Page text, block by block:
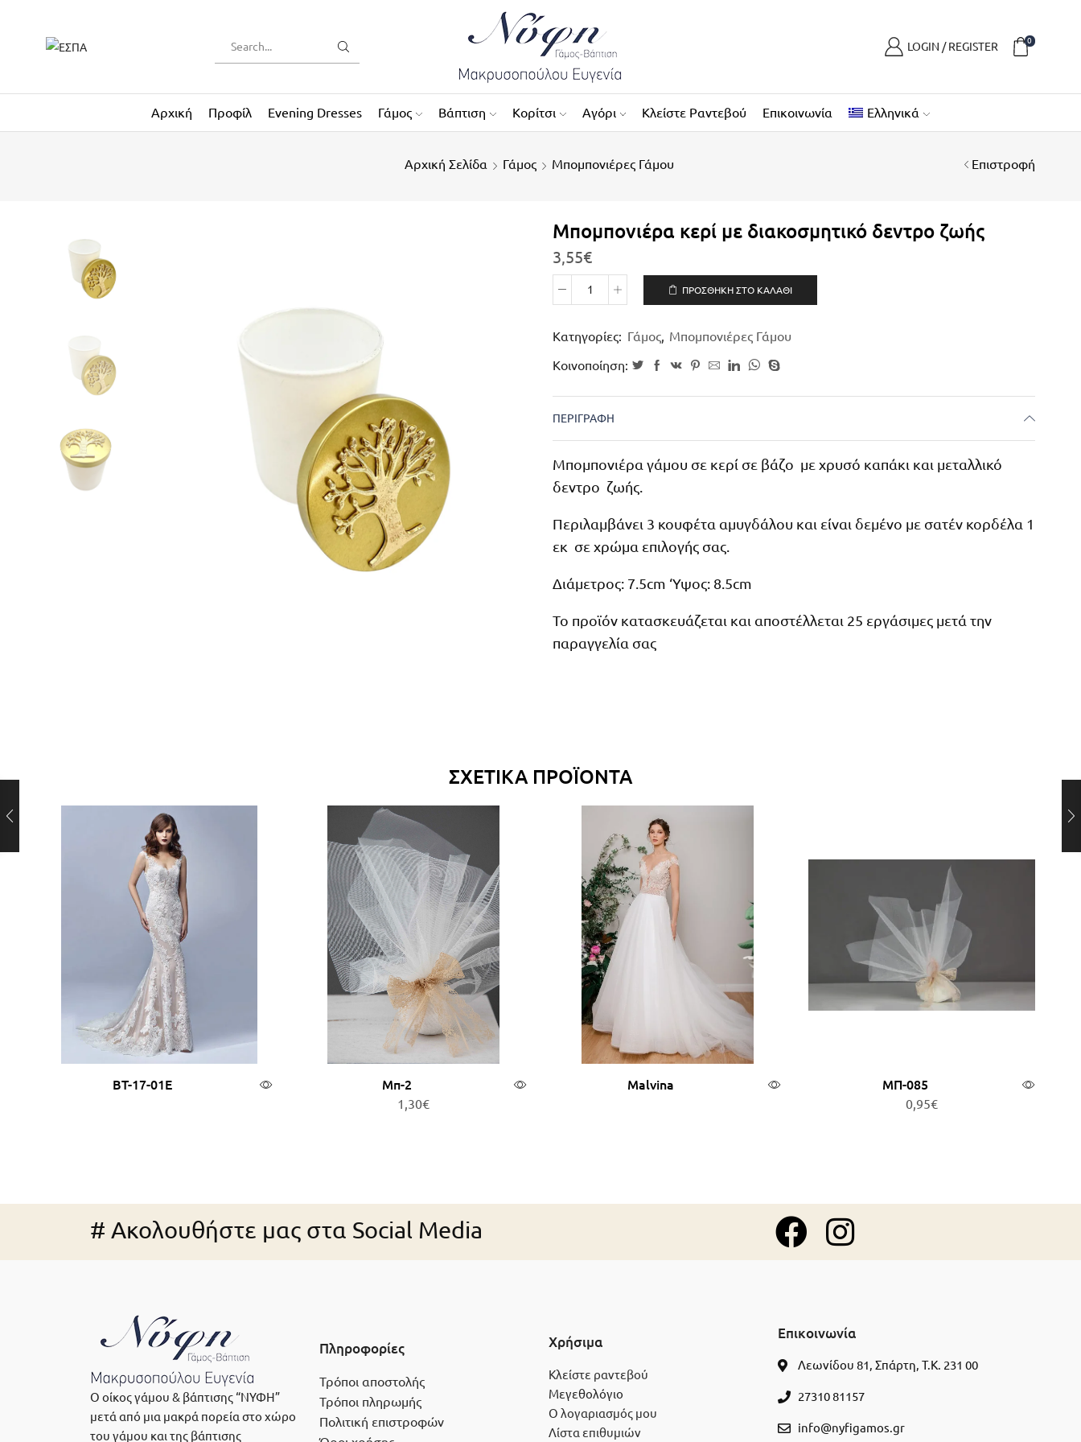
LOGIN / REGISTER 0
Αρχική Προφίλ Evening Dresses Γάμος Βάπτιση Κορίτσι Αγόρι Κλείστε Ραντεβού Επικοινωνία Ελληνικά
Αρχική Σελίδα Γάμος Μπομπονιέρες Γάμου Επιστροφή
Μπομπονιέρα κερί με διακοσμητικό δεντρο ζωής
3,55€
ΠΡΟΣΘΉΚΗ ΣΤΟ ΚΑΛΆΘΙ
Κατηγορίες: Γάμος, Μπομπονιέρες Γάμου
Κοινοποίηση:
ΠΕΡΙΓΡΑΦΉ
Μπομπονιέρα γάμου σε κερί σε βάζο με χρυσό καπάκι και μεταλλικό
δεντρο ζωής.
Περιλαμβάνει 3 κουφέτα αμυγδάλου και είναι δεμένο με σατέν κορδέλα 1
εκ σε χρώμα επιλογής σας.
Διάμετρος: 7.5cm ‘Υψος: 8.5cm
Το προϊόν κατασκευάζεται και αποστέλλεται 25 εργάσιμες μετά την
παραγγελία σας
ΣΧΕΤΙΚΆ ΠΡΟΪΌΝΤΑ
BT-17-01E
Μπ-2
1,30€
Malvina
ΜΠ-085
0,95€
# Ακολουθήστε μας στα Social Media
Ο οίκος γάμου & βάπτισης “ΝΥΦΗ”
μετά από μια μακρά πορεία στο χώρο
του γάμου και της βάπτισης
Πληροφορίες
Τρόποι αποστολής
Τρόποι πληρωμής
Πολιτική επιστροφών
Χρήσιμα
Κλείστε ραντεβού
Μεγεθολόγιο
Ο λογαριασμός μου
Λίστα επιθυμιών
Επικοινωνία
Λεωνίδου 81, Σπάρτη, Τ.Κ. 231 00
27310 81157
info@nyfigamos.gr